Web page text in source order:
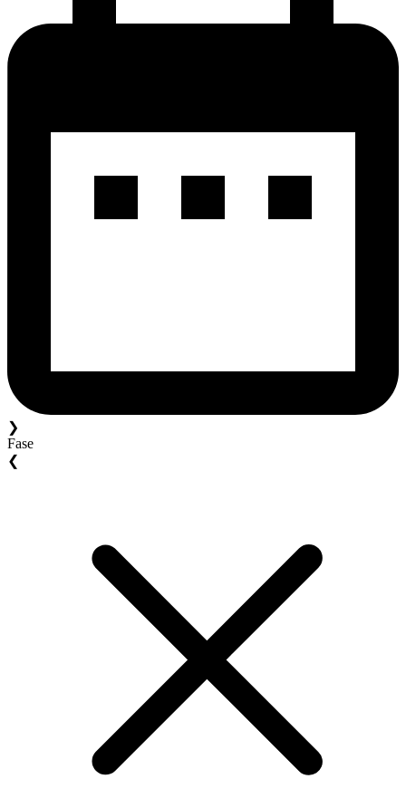
❯
Fase
❮